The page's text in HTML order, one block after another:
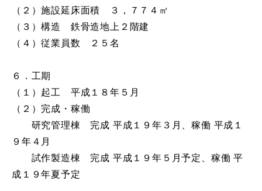
（２）施設延床面積 ３，７７４㎡
（３）構造 鉄骨造地上２階建
（４）従業員数 ２５名
６．工期
（１）起工 平成１８年５月
（２）完成・稼働
研究管理棟 完成 平成１９年３月、稼働 平成１
９年４月
試作製造棟 完成 平成１９年５月予定、稼働 平
成１９年夏予定